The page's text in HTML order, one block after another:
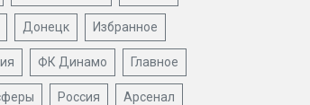
Донецк Избранное
ФК Динамо Главное
Россия Арсенал